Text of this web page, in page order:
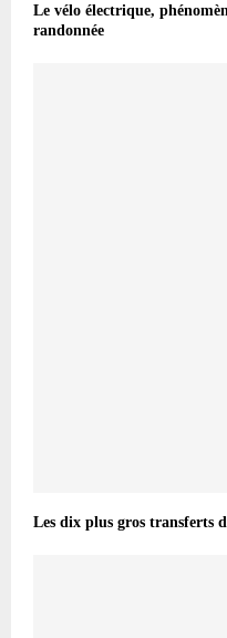
Le vélo électrique,
randonnée
Les dix plus gros transferts